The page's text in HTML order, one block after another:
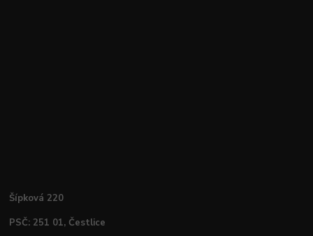
Šípková 220
PSČ: 251 01, Čestlice